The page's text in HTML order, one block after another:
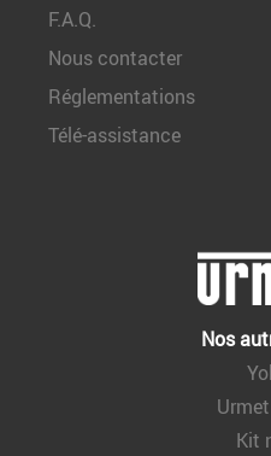
F.A.Q.
Nous contacter
Réglementations
Télé-assistance
Nos
Kit